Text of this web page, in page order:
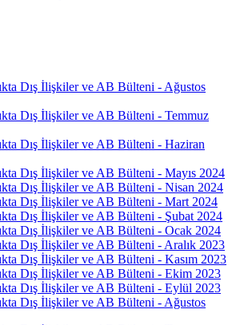
Dış İlişkiler ve AB Bülteni - Ağustos
Dış İlişkiler ve AB Bülteni - Temmuz
Dış İlişkiler ve AB Bülteni - Haziran
Dış İlişkiler ve AB Bülteni - Mayıs 2024
Dış İlişkiler ve AB Bülteni - Nisan 2024
Dış İlişkiler ve AB Bülteni - Mart 2024
Dış İlişkiler ve AB Bülteni - Şubat 2024
Dış İlişkiler ve AB Bülteni - Ocak 2024
Dış İlişkiler ve AB Bülteni - Aralık 2023
Dış İlişkiler ve AB Bülteni - Kasım 2023
Dış İlişkiler ve AB Bülteni - Ekim 2023
Dış İlişkiler ve AB Bülteni - Eylül 2023
Dış İlişkiler ve AB Bülteni - Ağustos